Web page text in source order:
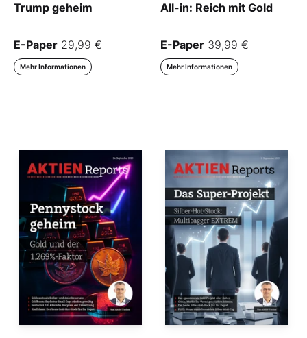
Trump geheim
E-Paper 29,99 €
Mehr Informationen
All-in: Reich mit Gold
E-Paper 39,99 €
Mehr Informationen